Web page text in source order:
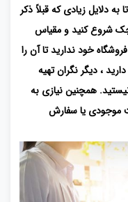
دلایل زیادی که قبلاً ذکر
شروع کنید و مقیاس
خود ندارید تا آن را
، دیگر نگران تهیه
همچنین نیازی به
موجودی یا سفارش